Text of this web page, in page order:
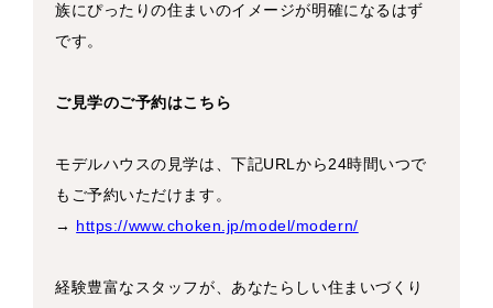
族にぴったりの住まいのイメージが明確になるはず
です。
ご見学のご予約はこちら
モデルハウスの見学は、下記URLから24時間いつで
もご予約いただけます。
→ https://www.choken.jp/model/modern/
経験豊富なスタッフが、あなたらしい住まいづくり